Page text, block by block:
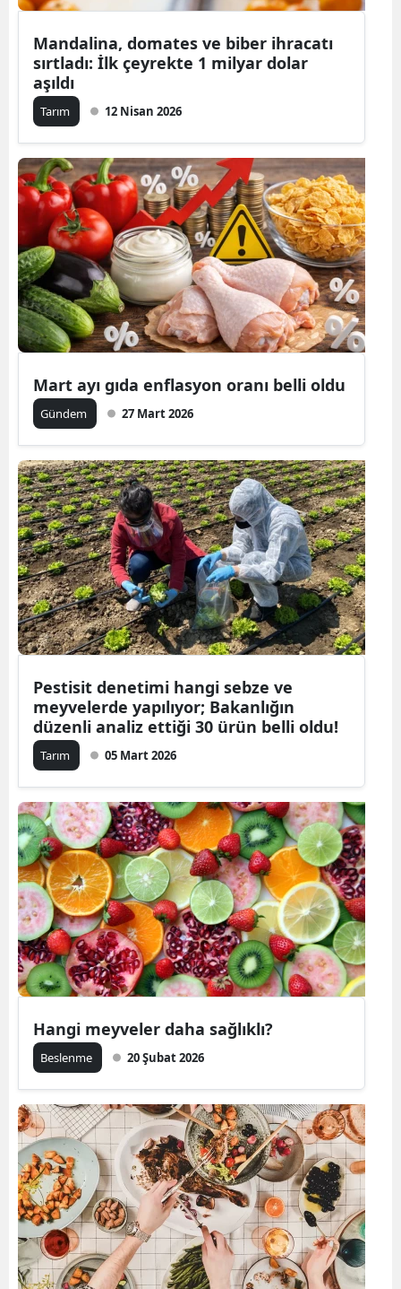
Mandalina, domates ve biber ihracatı
sırtladı: İlk çeyrekte 1 milyar dolar
aşıldı
Tarım 12 Nisan 2026
Mart ayı gıda enflasyon oranı belli oldu
Gündem 27 Mart 2026
Pestisit denetimi hangi sebze ve
meyvelerde yapılıyor; Bakanlığın
düzenli analiz ettiği 30 ürün belli oldu!
Tarım 05 Mart 2026
Hangi meyveler daha sağlıklı?
Beslenme 20 Şubat 2026